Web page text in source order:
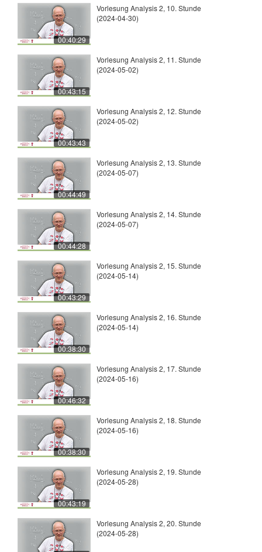
00:40:29
Vorlesung Analysis 2, 10. Stunde
(2024-04-30)
00:43:15
Vorlesung Analysis 2, 11. Stunde
(2024-05-02)
00:43:43
Vorlesung Analysis 2, 12. Stunde
(2024-05-02)
00:44:49
Vorlesung Analysis 2, 13. Stunde
(2024-05-07)
00:44:28
Vorlesung Analysis 2, 14. Stunde
(2024-05-07)
00:43:29
Vorlesung Analysis 2, 15. Stunde
(2024-05-14)
00:38:30
Vorlesung Analysis 2, 16. Stunde
(2024-05-14)
00:46:32
Vorlesung Analysis 2, 17. Stunde
(2024-05-16)
00:38:30
Vorlesung Analysis 2, 18. Stunde
(2024-05-16)
00:43:19
Vorlesung Analysis 2, 19. Stunde
(2024-05-28)
Vorlesung Analysis 2, 20. Stunde
(2024-05-28)